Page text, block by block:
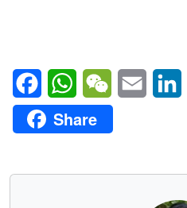
FacebookWhatsAppWeChatEmail
Share